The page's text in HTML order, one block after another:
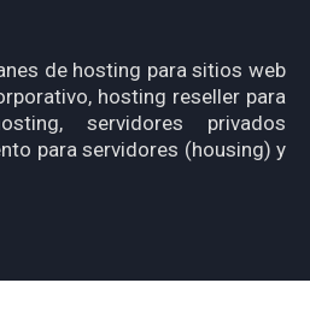
de hosting para sitios web
hosting reseller para
servidores privados
para servidores (housing) y